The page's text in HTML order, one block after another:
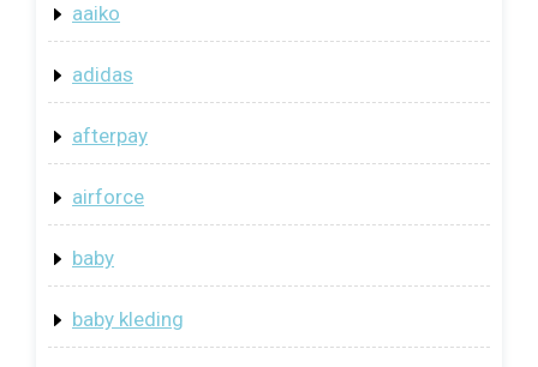
aaiko
adidas
afterpay
airforce
baby
baby kleding